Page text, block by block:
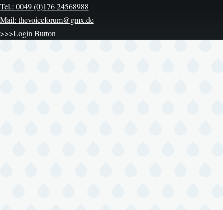
Tel.: 0049 (0)176 24568988
Mail: thevoiceforum@gmx.de
>>>Login Button